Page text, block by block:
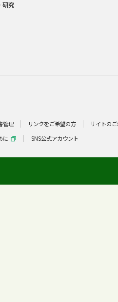
研究
管理 リンクをご希望の方 サイトの
に SNS公式アカウント